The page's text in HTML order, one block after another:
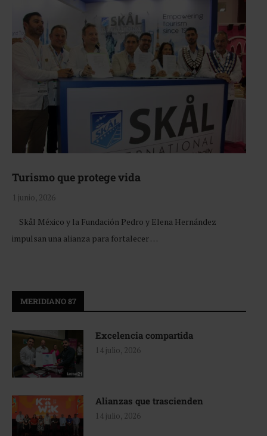
Turismo que protege vida
1 junio, 2026
Skål México y la Fundación Pedro y Elena Hernández
impulsan una alianza para fortalecer …
MERIDIANO 87
Excelencia compartida
14 julio, 2026
Alianzas que trascienden
14 julio, 2026